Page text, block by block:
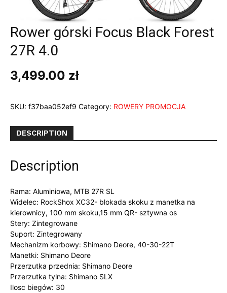
Rower górski Focus Black Forest
27R 4.0
3,499.00 zł
SKU: f37baa052ef9 Category: ROWERY PROMOCJA
DESCRIPTION
Description
Rama: Aluminiowa, MTB 27R SL
Widelec: RockShox XC32- blokada skoku z manetka na
kierownicy, 100 mm skoku,15 mm QR- sztywna os
Stery: Zintegrowane
Suport: Zintegrowany
Mechanizm korbowy: Shimano Deore, 40-30-22T
Manetki: Shimano Deore
Przerzutka przednia: Shimano Deore
Przerzutka tylna: Shimano SLX
Ilosc biegów: 30